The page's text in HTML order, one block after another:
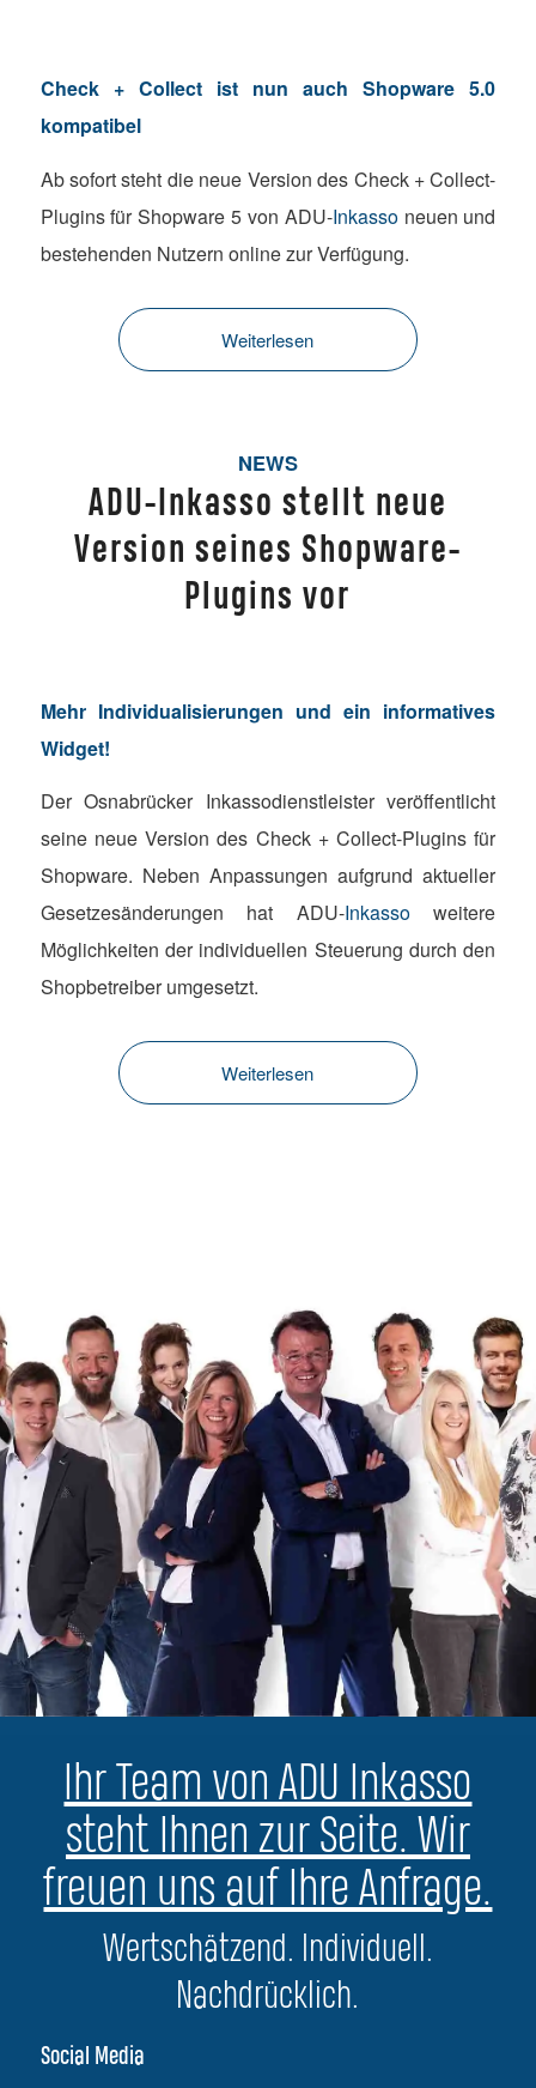
Check + Collect ist nun auch Shopware 5.0
kompatibel
Ab sofort steht die neue Version des Check + Collect-
Plugins für Shopware 5 von ADU-Inkassoneuen und
bestehenden Nutzern online zur Verfügung.
Weiterlesen
NEWS
ADU-Inkasso stellt neue
Version seines Shopware-
Plugins vor
Mehr Individualisierungen und ein informatives
Widget!
Der Osnabrücker Inkassodienstleister veröffentlicht
seine neue Version des Check + Collect-Plugins für
Shopware. Neben Anpassungen aufgrund aktueller
Gesetzesänderungen hat ADU-Inkassoweitere
Möglichkeiten der individuellen Steuerung durch den
Shopbetreiber umgesetzt.
Weiterlesen
Ihr Team von ADU Inkasso
steht Ihnen zur Seite. Wir
freuen uns auf Ihre Anfrage.
Wertschätzend. Individuell.
Nachdrücklich.
Social Media